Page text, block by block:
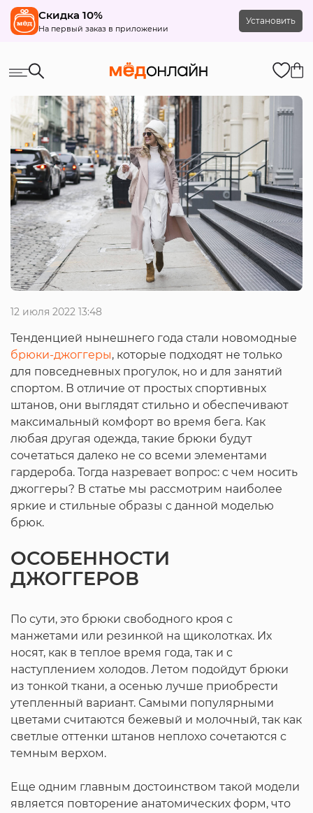
Скидка 10%
На первый заказ в приложении
Установить
12 июля 2022 13:48
Тенденцией нынешнего года стали новомодные
брюки-джоггеры, которые подходят не только
для повседневных прогулок, но и для занятий
спортом. В отличие от простых спортивных
штанов, они выглядят стильно и обеспечивают
максимальный комфорт во время бега. Как
любая другая одежда, такие брюки будут
сочетаться далеко не со всеми элементами
гардероба. Тогда назревает вопрос: с чем носить
джоггеры? В статье мы рассмотрим наиболее
яркие и стильные образы с данной моделью
брюк.
ОСОБЕННОСТИ
ДЖОГГЕРОВ
По сути, это брюки свободного кроя с
манжетами или резинкой на щиколотках. Их
носят, как в теплое время года, так и с
наступлением холодов. Летом подойдут брюки
из тонкой ткани, а осенью лучше приобрести
утепленный вариант. Самыми популярными
цветами считаются бежевый и молочный, так как
светлые оттенки штанов неплохо сочетаются с
темным верхом.
Еще одним главным достоинством такой модели
является повторение анатомических форм, что